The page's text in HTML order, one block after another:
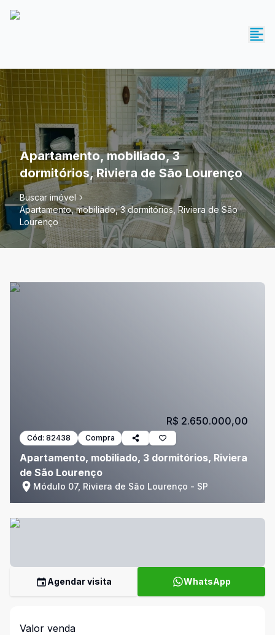
Apartamento, mobiliado, 3
dormitórios, Riviera de São Lourenço
Buscar imóvel
Apartamento, mobiliado, 3 dormitórios, Riviera de São
Lourenço
Cód: 82438 Compra
Apartamento, mobiliado, 3 dormitórios, Riviera
de São Lourenço
Módulo 07, Riviera de São Lourenço - SP
R$ 2.650.000,00
Agendar visita WhatsApp
Valor venda